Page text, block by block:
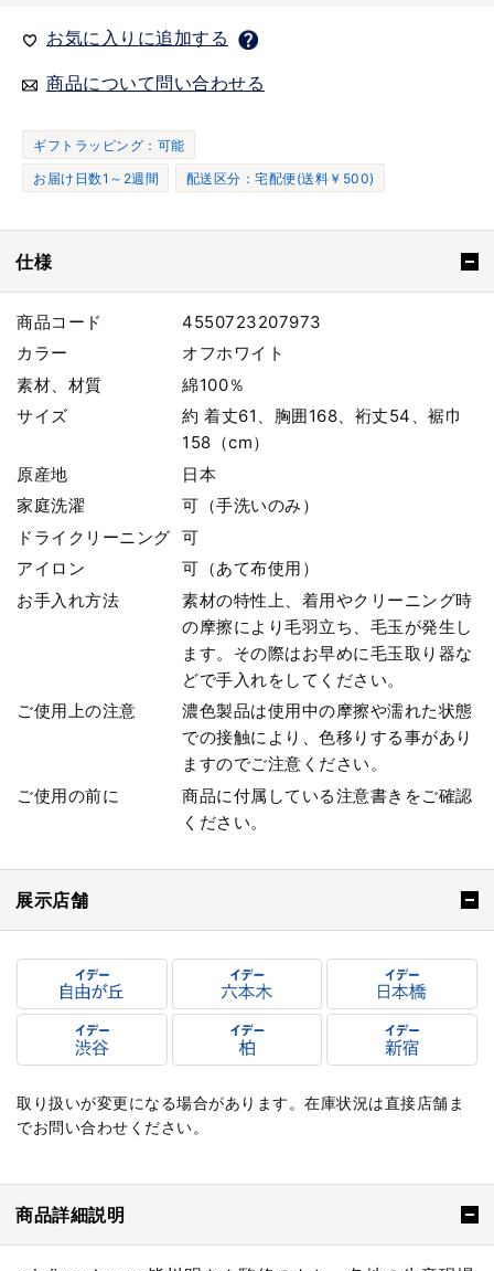
お気に入りに追加する
商品について問い合わせる
ギフトラッピング：可能
お届け日数1～2週間
配送区分：宅配便(送料￥500)
仕様
商品コード
4550723207973
カラー
オフホワイト
素材、材質
綿100％
サイズ
約 着丈61、胸囲168、裄丈54、裾巾
158（cm）
原産地
日本
家庭洗濯
可（手洗いのみ）
ドライクリーニング
可
アイロン
可（あて布使用）
お手入れ方法
素材の特性上、着用やクリーニング時
の摩擦により毛羽立ち、毛玉が発生し
ます。その際はお早めに毛玉取り器な
どで手入れをしてください。
ご使用上の注意
濃色製品は使用中の摩擦や濡れた状態
での接触により、色移りする事があり
ますのでご注意ください。
ご使用の前に
商品に付属している注意書きをご確認
ください。
展示店舗
取り扱いが変更になる場合があります。在庫状況は直接店舗ま
でお問い合わせください。
商品詳細説明